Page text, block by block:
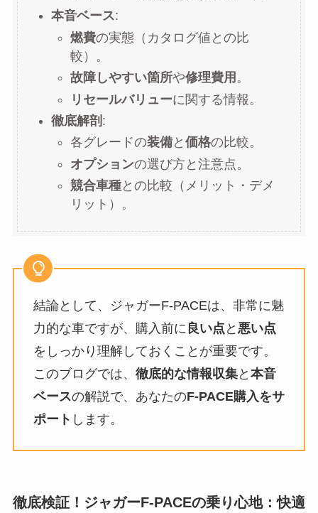
本音ベース:
燃費の実態（カタログ値との比
較）。
故障しやすい箇所や修理費用 。
リセールバリューに関する情報。
徹底解剖 :
各グレードの装備と 価格の比較。
オプションの選び方と注意点。
競合車種との比較（メリット・デメ
リット）。
結論として、ジャガーF-PACEは、非常に魅
力的な車ですが、購入前に 良い点 と 悪い点
をしっかり理解しておくことが重要です。
このブログでは、 徹底的な情報収集と 本音
ベースの解説で、あなたのF-PACE購入をサ
ポート します。
徹底検証！ジャガーF-PACEの乗り心地：快適